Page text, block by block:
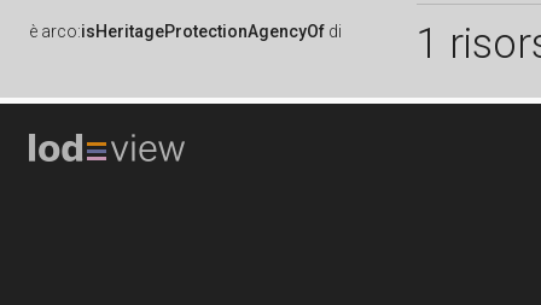
è arco:isHeritageProtectionAgencyOf di 1